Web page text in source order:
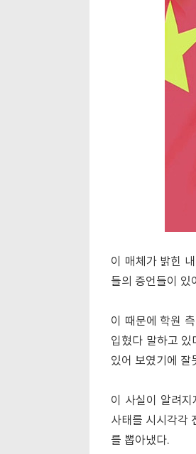
이 매체가 밝힌
들의 증언들이 있
이 때문에 학원
입혔다 말하고
있어 보였기에 잘
이 사실이 알려
사태를 시시각각
를 뽑아냈다.